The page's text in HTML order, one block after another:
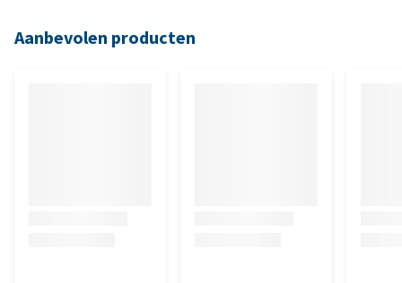
Aanbevolen producten